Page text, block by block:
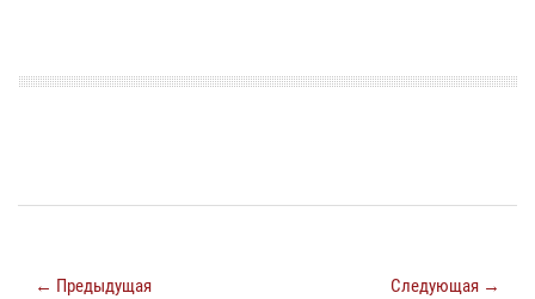
← Предыдущая Следующая →